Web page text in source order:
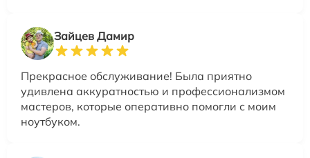
Зайцев Дамир
Прекрасное обслуживание! Была приятно
удивлена аккуратностью и профессионализмом
мастеров, которые оперативно помогли с моим
ноутбуком.